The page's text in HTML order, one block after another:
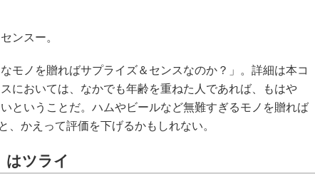
ンスー。
モノを贈ればサプライズ＆センスなのか？」。詳細は本コ
においては、なかでも年齢を重ねた人であれば、もはや
ということだ。ハムやビールなど無難すぎるモノを贈れば
、かえって評価を下げるかもしれない。
はツライ